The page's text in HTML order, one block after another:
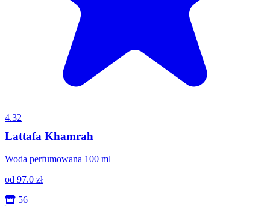
4.32
Lattafa Khamrah
Woda perfumowana 100 ml
od 97.0 zł
56